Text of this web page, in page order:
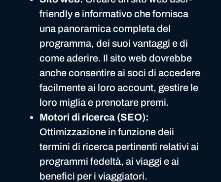
friendly e informativo che fornisca
una panoramica completa del
programma, dei suoi vantaggi e di
come aderire. Il sito web dovrebbe
anche consentire ai soci di accedere
facilmente ai loro account, gestire le
loro miglia e prenotare premi.
Motori di ricerca (SEO):
Ottimizzazione in funzione deii
termini di ricerca pertinenti relativi ai
programmi fedeltà, ai viaggi e ai
benefici per i viaggiatori.